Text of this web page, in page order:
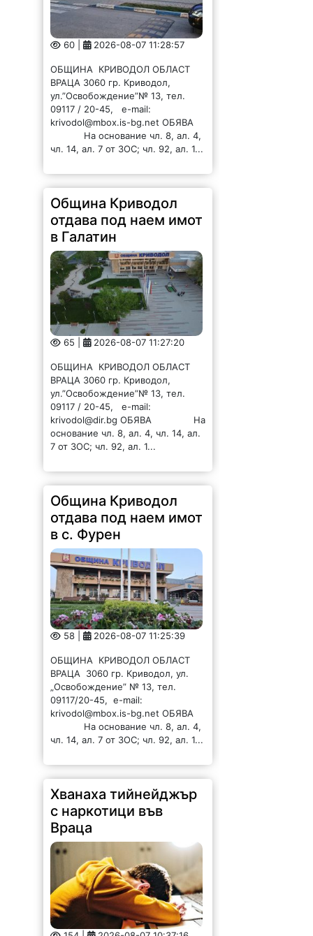
60 | 2026-08-07 11:28:57
ОБЩИНА КРИВОДОЛ ОБЛАСТ
ВРАЦА 3060 гр. Криводол,
ул.”Освобождение”№ 13, тел.
09117 / 20-45, e-mail:
krivodol@mbox.is-bg.net ОБЯВА
На основание чл. 8, ал. 4,
чл. 14, ал. 7 от ЗОС; чл. 92, ал. 1...
Община Криводол
отдава под наем имот
в Галатин
65 | 2026-08-07 11:27:20
ОБЩИНА КРИВОДОЛ ОБЛАСТ
ВРАЦА 3060 гр. Криводол,
ул.”Освобождение”№ 13, тел.
09117 / 20-45, e-mail:
krivodol@dir.bg ОБЯВА На
основание чл. 8, ал. 4, чл. 14, ал.
7 от ЗОС; чл. 92, ал. 1...
Община Криводол
отдава под наем имот
в с. Фурен
58 | 2026-08-07 11:25:39
ОБЩИНА КРИВОДОЛ ОБЛАСТ
ВРАЦА 3060 гр. Криводол, ул.
„Освобождение” № 13, тел.
09117/20-45, e-mail:
krivodol@mbox.is-bg.net ОБЯВА
На основание чл. 8, ал. 4,
чл. 14, ал. 7 от ЗОС; чл. 92, ал. 1...
Хванаха тийнейджър
с наркотици във
Враца